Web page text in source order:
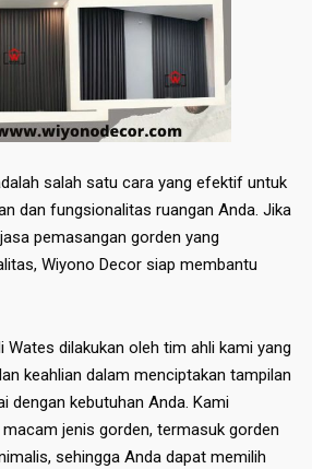
salah satu cara yang efektif untuk
dan fungsionalitas ruangan Anda. Jika
pemasangan gorden yang
Wiyono Decor siap membantu
Wates dilakukan oleh tim ahli kami yang
keahlian dalam menciptakan tampilan
dengan kebutuhan Anda. Kami
jenis gorden, termasuk gorden
sehingga Anda dapat memilih